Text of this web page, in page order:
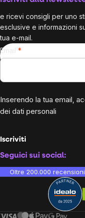
e ricevi consigli per uno
esclusive e informazioni
tua e-mail.
Email
Inserendo la tua email,
dei dati personali
Iscriviti
Seguici sui social:
Oltre 200.000